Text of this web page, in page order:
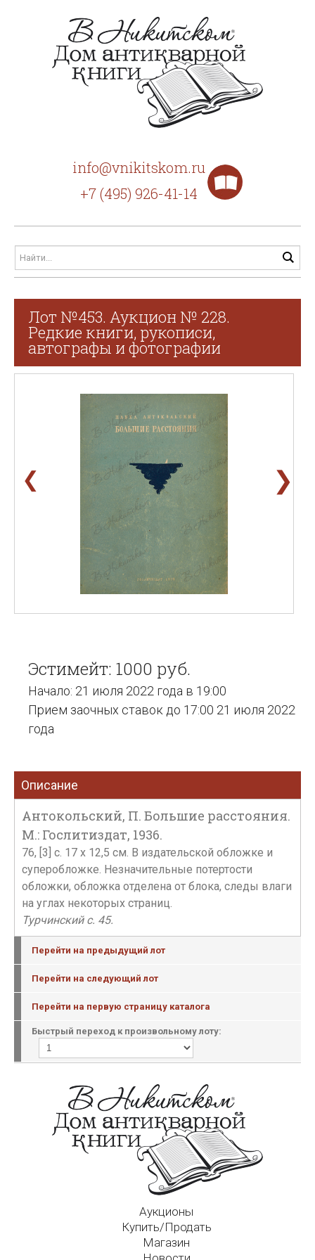
info@vnikitskom.ru
+7 (495) 926-41-14
Лот №453. Аукцион № 228.
Редкие книги, рукописи,
автографы и фотографии
❮ ❯
Эстимейт: 1000 руб.
Начало: 21 июля 2022 года в 19:00
Прием заочных ставок до 17:00 21 июля 2022
года
Описание
Антокольский, П. Большие расстояния.
М.: Гослитиздат, 1936.
76, [3] c. 17 x 12,5 см. В издательской обложке и
суперобложке. Незначительные потертости
обложки, обложка отделена от блока, следы влаги
на углах некоторых страниц.
Турчинский с. 45.
Перейти на предыдущий лот
Перейти на следующий лот
Перейти на первую страницу каталога
Быстрый переход к произвольному лоту:
Аукционы
Купить/Продать
Магазин